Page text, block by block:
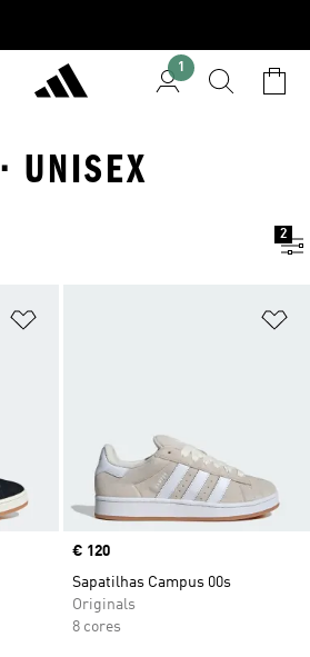
1
UNISEX
2
Price
€ 120
Sapatilhas Campus 00s
Originals
8 cores